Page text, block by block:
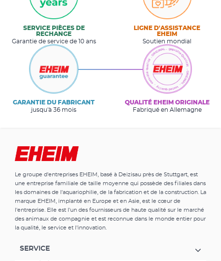
SERVICE PIÈCES DE
RECHANGE
Garantie de service de 10 ans
LIGNE D'ASSISTANCE
EHEIM
Soutien mondial
GARANTIE DU FABRICANT
jusqu'à 36 mois
QUALITÉ EHEIM ORIGINALE
Fabriqué en Allemagne
Le groupe d'entreprises EHEIM, basé à Deizisau près de Stuttgart, est
une entreprise familiale de taille moyenne qui possède des filiales dans
les domaines de l'aquariophilie, de la fabrication et de la construction. La
marque EHEIM, implanté en Europe et en Asie, est le cœur de
l'entreprise. Elle est l'un des fournisseurs de haute qualité sur le marché
des animaux de compagnie et est reconnue dans le monde entier pour
la qualité, le service et l'innovation.
SERVICE